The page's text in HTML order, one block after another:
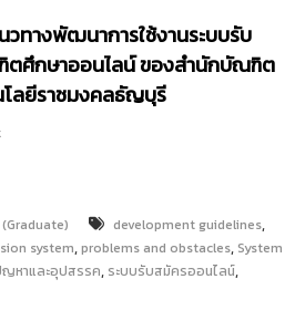
วทางพัฒนาการใช้งานระบบรับ
ศึกษาออนไลน์ ของสำนักบัณฑิต
โลยีราชมงคลธัญบุรี
development guidelines,
system,problems and obstacles, System
หาและอุปสรรค, ระบบรับสมัครออนไลน์,